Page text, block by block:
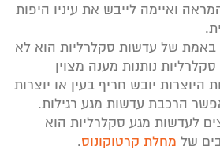
ואיימה לייבש את עיניו היפות
של עדשות סקלרליות הוא לא
נותנות מענה מצוין
היוצרות יובש חריף בעין או יוצרות
הרכבת עדשות מגע רגילות.
לעדשות מגע סקלרליות הוא
של מחלת קרטוקונוס.